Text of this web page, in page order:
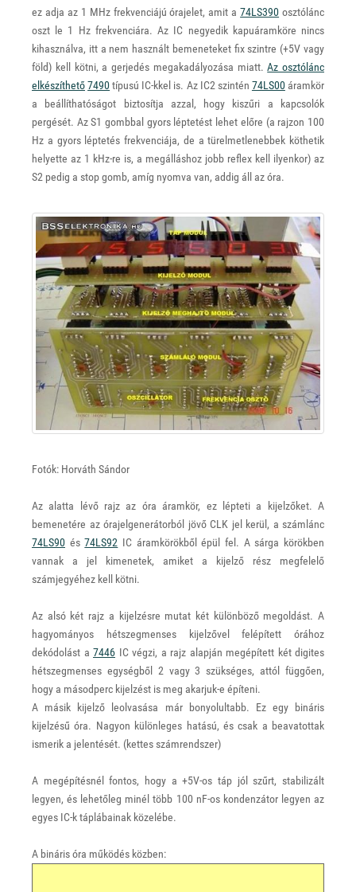
ez adja az 1 MHz frekvenciájú órajelet, amit a74LS390 osztólánc
oszt le 1 Hz frekvenciára. Az IC negyedik kapuáramköre nincs
kihasználva, itt a nem használt bemeneteket fix szintre (+5V vagy
föld) kell kötni, a gerjedés megakadályozása miatt.Az osztólánc
elkészíthető7490típusú IC-kkel is. Az IC2 szintén 74LS00áramkör
a beállíthatóságot biztosítja azzal, hogy kiszűri a kapcsolók
pergését. Az S1 gombbal gyors léptetést lehet előre (a rajzon 100
Hz a gyors léptetés frekvenciája, de a türelmetlenebbek köthetik
helyette az 1 kHz-re is, a megálláshoz jobb reflex kell ilyenkor) az
S2 pedig a stop gomb, amíg nyomva van, addig áll az óra.
Fotók: Horváth Sándor
Az alatta lévő rajz az óra áramkör, ez lépteti a kijelzőket. A
bemenetére az órajelgenerátorból jövő CLK jel kerül, a számlánc
74LS90 és74LS92 IC áramkörökből épül fel. A sárga körökben
vannak a jel kimenetek, amiket a kijelző rész megfelelő
számjegyéhez kell kötni.
Az alsó két rajz a kijelzésre mutat két különböző megoldást. A
hagyományos hétszegmenses kijelzővel felépített órához
dekódolást a 7446 IC végzi, a rajz alapján megépített két digites
hétszegmenses egységből 2 vagy 3 szükséges, attól függően,
hogy a másodperc kijelzést is meg akarjuk-e építeni.
A másik kijelző leolvasása már bonyolultabb. Ez egy bináris
kijelzésű óra. Nagyon különleges hatású, és csak a beavatottak
ismerik a jelentését. (kettes számrendszer)
A megépítésnél fontos, hogy a +5V-os táp jól szűrt, stabilizált
legyen, és lehetőleg minél több 100 nF-os kondenzátor legyen az
egyes IC-k táplábainak közelébe.
A bináris óra működés közben: